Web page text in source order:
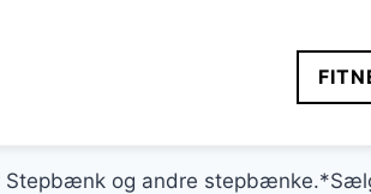
Stepbænk og andre